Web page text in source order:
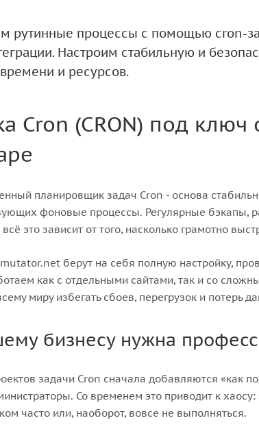
рутинные процессы с помощью cron-
Настроим стабильную и
и ресурсов.
Cron (CRON) под
планировщик задач Cron - основа
фоновые процессы. Регулярные бэкапы,
это зависит от того, насколько грамотно
берут на себя полную настройку,
как с отдельными сайтами, так и со
миру избегать сбоев, перегрузок и потерь
бизнесу нужна
задачи Cron сначала добавляются «как
Со временем это приводит к
часто или, наоборот, вовсе не выполняться.